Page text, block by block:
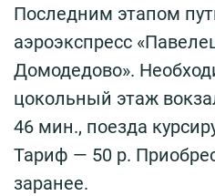
Последним этапом
аэроэкспресс
Домодедово».
цокольный этаж
46 мин., поезда
Тариф — 50 р.
заранее.